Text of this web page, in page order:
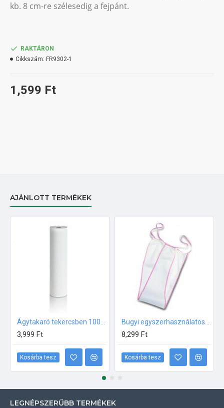
kb. 8 cm-re szélesedig a fejpánt.
1,599 Ft
RAKTÁRON
Cikkszám: FR9302-1
AJÁNLOTT TERMÉKEK
3,999 Ft
Kosárba tesz
8,299 Ft
Kosárba tesz
LEGNÉPSZERŰBB TERMÉKEK